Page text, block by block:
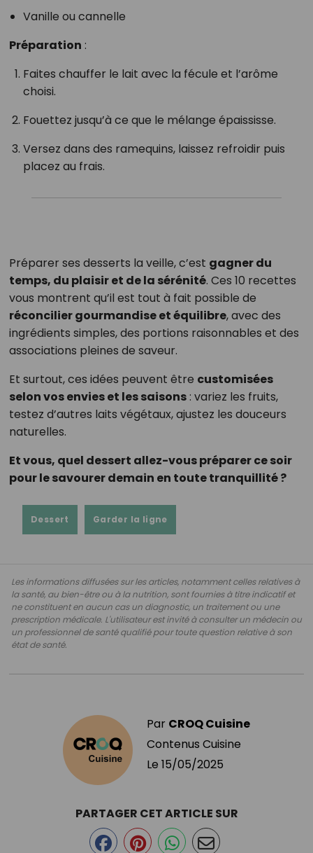
Vanille ou cannelle
Préparation :
Faites chauffer le lait avec la fécule et l’arôme
choisi.
Fouettez jusqu’à ce que le mélange épaississe.
Versez dans des ramequins, laissez refroidir puis
placez au frais.
Préparer ses desserts la veille, c’est gagner du
temps, du plaisir et de la sérénité. Ces 10 recettes
vous montrent qu’il est tout à fait possible de
réconcilier gourmandise et équilibre, avec des
ingrédients simples, des portions raisonnables et des
associations pleines de saveur.
Et surtout, ces idées peuvent être customisées
selon vos envies et les saisons: variez les fruits,
testez d’autres laits végétaux, ajustez les douceurs
naturelles.
Et vous, quel dessert allez-vous préparer ce soir
pour le savourer demain en toute tranquillité ?
Dessert Garder la ligne
Les informations diffusées sur les articles, notamment celles relatives à
la santé, au bien-être ou à la nutrition, sont fournies à titre indicatif et
ne constituent en aucun cas un diagnostic, un traitement ou une
prescription médicale. L'utilisateur est invité à consulter un médecin ou
un professionnel de santé qualifié pour toute question relative à son
état de santé.
Par CROQ Cuisine
Contenus Cuisine
Le 15/05/2025
PARTAGER CET ARTICLE SUR